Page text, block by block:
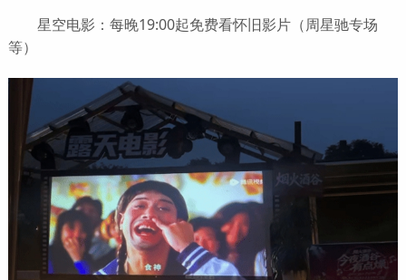
星空电影：每晚19:00起免费看怀旧影片（周星驰专场
等）